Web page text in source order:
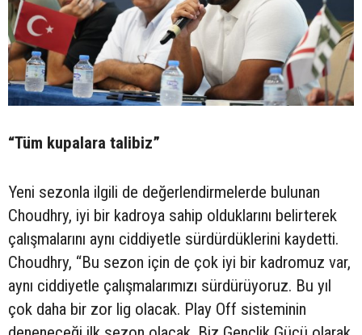
“Tüm kupalara talibiz”
Yeni sezonla ilgili de değerlendirmelerde bulunan
Choudhry, iyi bir kadroya sahip olduklarını belirterek
çalışmalarını aynı ciddiyetle sürdürdüklerini kaydetti.
Choudhry, “Bu sezon için de çok iyi bir kadromuz var,
aynı ciddiyetle çalışmalarımızı sürdürüyoruz. Bu yıl
çok daha bir zor lig olacak. Play Off sisteminin